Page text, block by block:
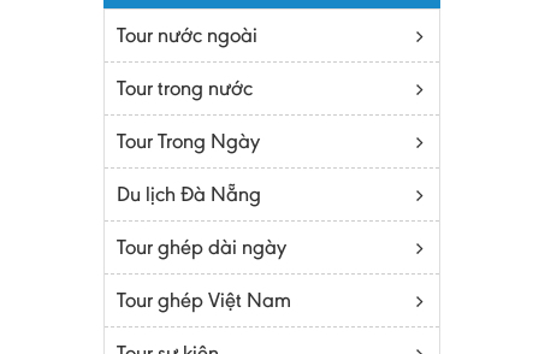
Bắc Giang
Bắc Ninh
Bến Tre
Cà mau
Cao Bằng
Daknông
Đồng Nai
Đồng Tháp
Tour nước ngoài
Tour trong nước
Tour Trong Ngày
Du lịch Đà Nẵng
Tour ghép dài ngày
Tour ghép Việt Nam